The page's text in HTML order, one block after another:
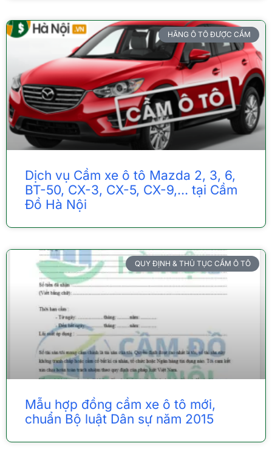
HÃNG Ô TÔ ĐƯỢC CẦM
Dịch vụ Cầm xe ô tô Mazda 2, 3, 6,
BT-50, CX-3, CX-5, CX-9,… tại Cầm
Đồ Hà Nội
QUY ĐỊNH & THỦ TỤC CẦM Ô TÔ
Mẫu hợp đồng cầm xe ô tô mới,
chuẩn Bộ luật Dân sự năm 2015